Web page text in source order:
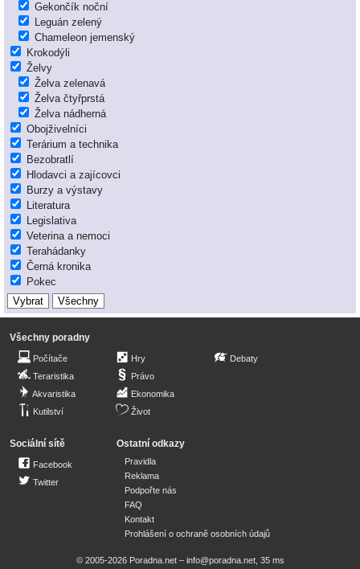
Gekončík noční
Leguán zelený
Chameleon jemenský
Krokodýli
Želvy
Želva zelenavá
Želva čtyřprstá
Želva nádherná
Obojživelníci
Terárium a technika
Bezobratlí
Hlodavci a zajícovci
Burzy a výstavy
Literatura
Legislativa
Veterina a nemoci
Terahádanky
Černá kronika
Pokec
Všechny poradny
Počítače
Teraristika
Akvaristika
Kutilství
Hry
Právo
Ekonomika
Život
Debaty
Sociální sítě
Facebook
Twitter
Ostatní odkazy
Pravidla
Reklama
Podpořte nás
FAQ
Kontakt
Prohlášení o ochraně osobních údajů
© 2005-2026 Poradna.net – info@poradna.net, 35 ms